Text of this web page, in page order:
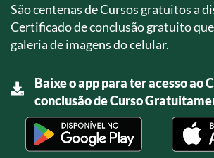
São centenas de Cursos gratuitos a
Certificado de conclusão gratuito que
galeria de imagens do celular.
Baixe o app para ter acesso ao
conclusão de Curso